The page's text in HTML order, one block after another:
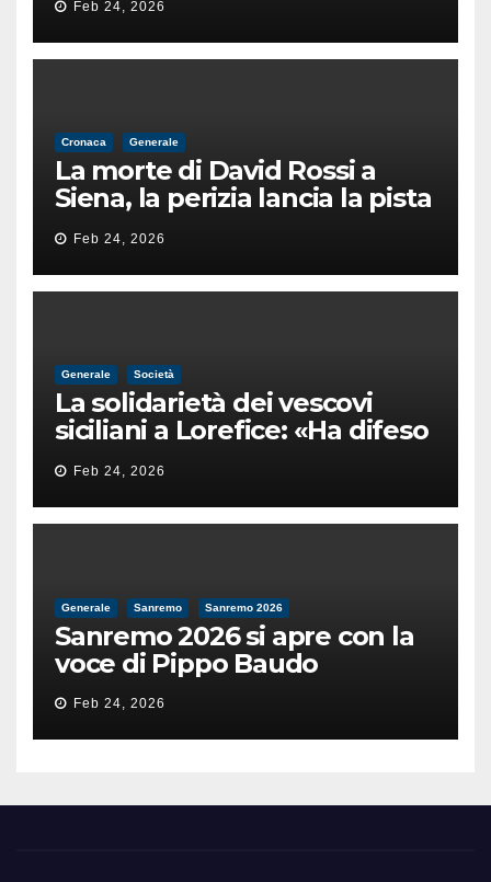
male
Feb 24, 2026
Cronaca Generale
La morte di David Rossi a
Siena, la perizia lancia la pista
di un’intimidazione finita
male
Feb 24, 2026
Generale Società
La solidarietà dei vescovi
siciliani a Lorefice: «Ha difeso
il valore e la dignità
dell’umanità»
Feb 24, 2026
Generale Sanremo Sanremo 2026
Sanremo 2026 si apre con la
voce di Pippo Baudo
Feb 24, 2026